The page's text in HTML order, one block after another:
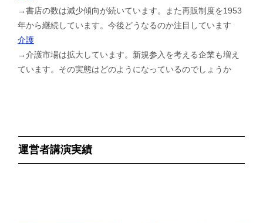
→書店の数は減少傾向が続いています。また再販制度を1953
年から継続しています。今後どうなるのか注目しています
介護
→介護市場は拡大しています。新規参入を考える企業も増え
ています。その実態はどのようになっているのでしょうか
運営者講演実績